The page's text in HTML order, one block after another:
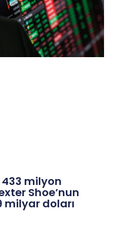
433 milyon
Shoe’nun
milyar doları